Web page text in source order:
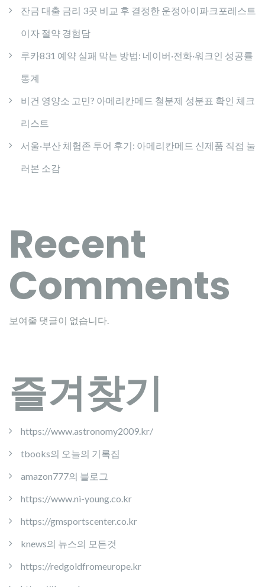
잔금 대출 금리 3곳 비교 후 결정한 운정아이파크포레스트
이자 절약 경험담
루카831 예약 실패 막는 방법: 네이버·전화·워크인 성공률
통계
비건 영양소 고민? 아메리칸메드 철분제 성분표 확인 체크
리스트
서울·부산 체험존 투어 후기: 아메리칸메드 신제품 직접 눌
러본 소감
Recent
Comments
보여줄 댓글이 없습니다.
즐겨찾기
https://www.astronomy2009.kr/
tbooks의 오늘의 기록집
amazon777의 블로그
https://www.ni-young.co.kr
https://gmsportscenter.co.kr
knews의 뉴스의 모든것
https://redgoldfromeurope.kr